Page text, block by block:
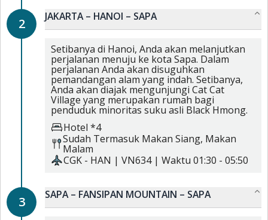
2 JAKARTA – HANOI – SAPA
Setibanya di Hanoi, Anda akan melanjutkan
perjalanan menuju ke kota Sapa. Dalam
perjalanan Anda akan disuguhkan
pemandangan alam yang indah. Setibanya,
Anda akan diajak mengunjungi Cat Cat
Village yang merupakan rumah bagi
penduduk minoritas suku asli Black Hmong.
Hotel *4
Sudah Termasuk Makan Siang, Makan
Malam
CGK - HAN | VN634| Waktu 01:30 - 05:50
3 SAPA – FANSIPAN MOUNTAIN – SAPA